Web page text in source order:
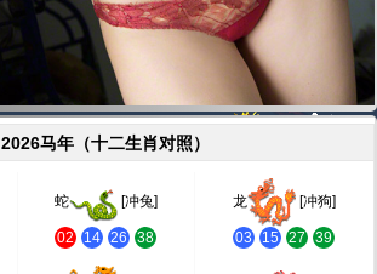
2026马年（十二生肖对照）
蛇 [冲兔]
02 14 26 38
龙 [冲狗]
03 15 27 39